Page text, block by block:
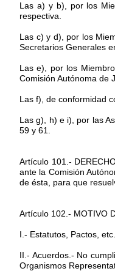
Las a) y b), por los
respectiva.
Las c) y d), por los
Secretarios Generales
Las e), por los
Comisión Autónoma de
Las f), de conformidad
Las g), h) e i), por las
59 y 61.
Artículo 101.-
ante la Comisión
de ésta, para que
Artículo 102.- MOTIVO
I.- Estatutos, Pactos,
II.- Acuerdos.- No
Organismos